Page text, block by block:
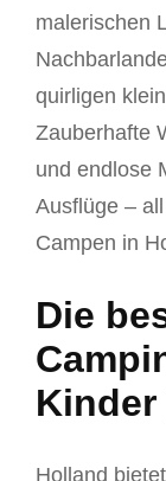
malerischen
quirligen
Zauberhafte
und endlose
Ausflüge –
Campen in
Die
Holland